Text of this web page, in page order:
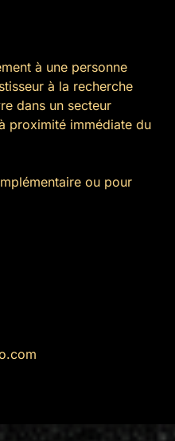
à une personne
à la recherche
dans un secteur
proximité immédiate du
ou pour